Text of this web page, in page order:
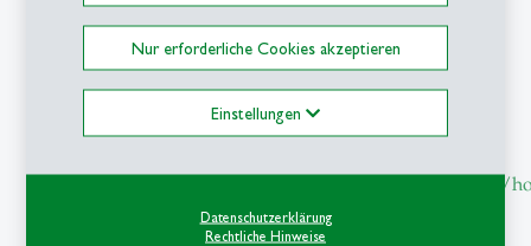
Nur erforderliche Cookies akzeptieren
Einstellungen
Datenschutzerklärung
Rechtliche Hinweise
Curriculum Vitae
https://sites.google.com/site/foellmireto/